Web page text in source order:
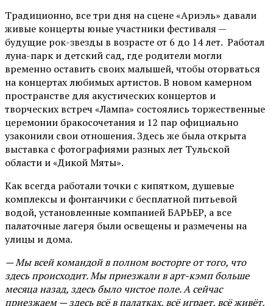
Традиционно, все три дня на сцене«Ариэль» давали
живые концерты юные участники фестиваля —
будущие рок-звезды в возрасте от 6 до 14 лет. Работал
луна-парк и детский сад, где родители могли
временно оставить своих малышей, чтобы оторваться
на концертах любимых артистов. В новом камерном
пространстве для акустических концертов и
творческих встреч «Лампа» состоялись торжественные
церемонии бракосочетания и 12 пар официально
узаконили свои отношения. Здесь же была открыта
выставка с фотографиями разных лет Тульской
области и «Дикой Мяты».
Как всегда работали точки с кипятком, душевые
комплексы и фонтанчики с бесплатной питьевой
водой, установленные компанией БАРЬЕР, а все
палаточные лагеря были освещены и размечены на
улицы и дома.
— Мы всей командой в полном восторге от того, что
здесь происходит. Мы приезжали в арт-кэмп больше
месяца назад, здесь было чистое поле. А сейчас
приезжаем — здесь всё в палатках, всё играет, всё живёт,